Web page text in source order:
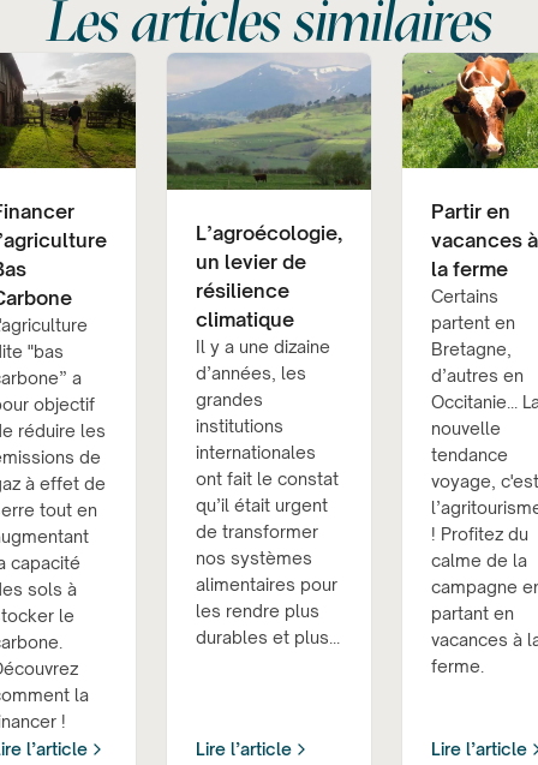
Les articles similaires
"bas
a
objectif
réduire les
de
à effet de
tout en
capacité
sols à
le
la
!
l’article
L’agroécologie,
un levier de
résilience
climatique
Il y a une dizaine
d’années, les
grandes
institutions
internationales
ont fait le constat
qu’il était urgent
de transformer
nos systèmes
alimentaires pour
les rendre plus
durables et plus...
Lire l’article
Partir en
vacances à
la ferme
Certains
partent en
Bretagne,
d’autres en
Occitanie...
nouvelle
tendance
voyage, c'est
! Profitez du
calme de la
campagne
partant en
vacances à
ferme.
Lire l’article